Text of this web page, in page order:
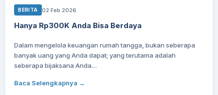
BERITA 02 Feb 2026
Hanya Rp300K Anda Bisa Berdaya
Dalam mengelola keuangan rumah tangga, bukan seberapa
banyak uang yang Anda dapat; yang terutama adalah
seberapa bijaksana Anda…
Baca Selengkapnya →